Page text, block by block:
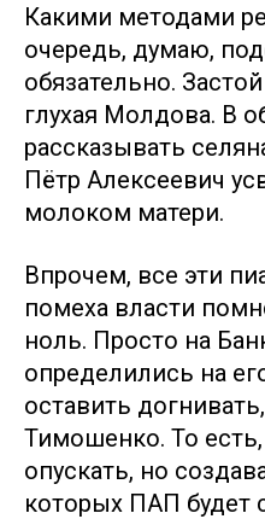
Какими методами
очередь, думаю,
обязательно.
глухая Молдова. В
рассказывать
Пётр Алексеевич
молоком матери.
Впрочем, все эти
помеха власти
ноль. Просто на
определились на
оставить
Тимошенко. То
опускать, но
которых ПАП будет